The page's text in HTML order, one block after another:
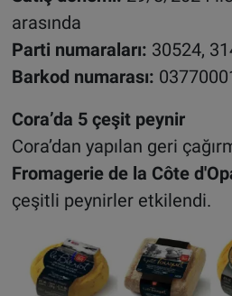
arasında
Parti numaraları: 30524,
Barkod numarası:
Cora’da 5 çeşit peynir
Cora’dan yapılan geri
Fromagerie de la Côte
çeşitli peynirler etkilendi.